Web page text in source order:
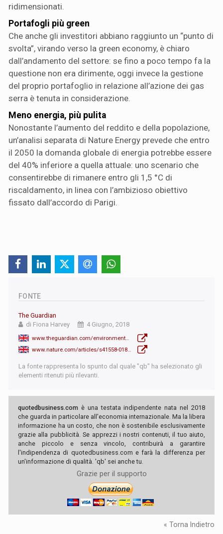
ridimensionati.
Portafogli più green
Che anche gli investitori abbiano raggiunto un “punto di
svolta”, virando verso la green economy, è chiaro
dall’andamento del settore: se fino a poco tempo fa la
questione non era dirimente, oggi invece la gestione
del proprio portafoglio in relazione all’azione dei gas
serra è tenuta in considerazione.
Meno energia, più pulita
Nonostante l’aumento del reddito e della popolazione,
un’analisi separata di Nature Energy prevede che entro
il 2050 la domanda globale di energia potrebbe essere
del 40% inferiore a quella attuale: uno scenario che
consentirebbe di rimanere entro gli 1,5 °C di
riscaldamento, in linea con l’ambizioso obiettivo
fissato dall’accordo di Parigi.
FONTE
The Guardian
di Fiona Harvey
4 Giugno, 2018
La fonte rappresenta lo spunto dal quale "qb" ha selezionato gli
elementi ritenuti più rilevanti.
quotedbusiness.com è una testata indipendente nata nel 2018
che guarda in particolare all'economia internazionale. Ma la libera
informazione ha un costo, che non è sostenibile esclusivamente
grazie alla pubblicità. Se apprezzi i nostri contenuti, il tuo aiuto,
anche piccolo e senza vincolo, contribuirà a garantire
l'indipendenza di quotedbusiness.com e farà la differenza per
un'informazione di qualità. 'qb' sei anche tu.
Grazie per il supporto
« Torna Indietro